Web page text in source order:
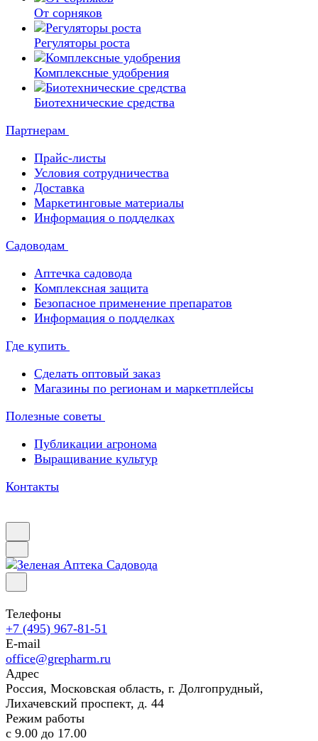
От сорняков
Регуляторы роста
Комплексные удобрения
Биотехнические средства
Партнерам
Прайс-листы
Условия сотрудничества
Доставка
Маркетинговые материалы
Информация о подделках
Садоводам
Аптечка садовода
Комплексная защита
Безопасное применение препаратов
Информация о подделках
Где купить
Сделать оптовый заказ
Магазины по регионам и маркетплейсы
Полезные советы
Публикации агронома
Выращивание культур
Контакты
Телефоны
+7 (495) 967-81-51
E-mail
office@grepharm.ru
Адрес
Россия, Московская область, г. Долгопрудный,
Лихачевский проспект, д. 44
Режим работы
с 9.00 до 17.00